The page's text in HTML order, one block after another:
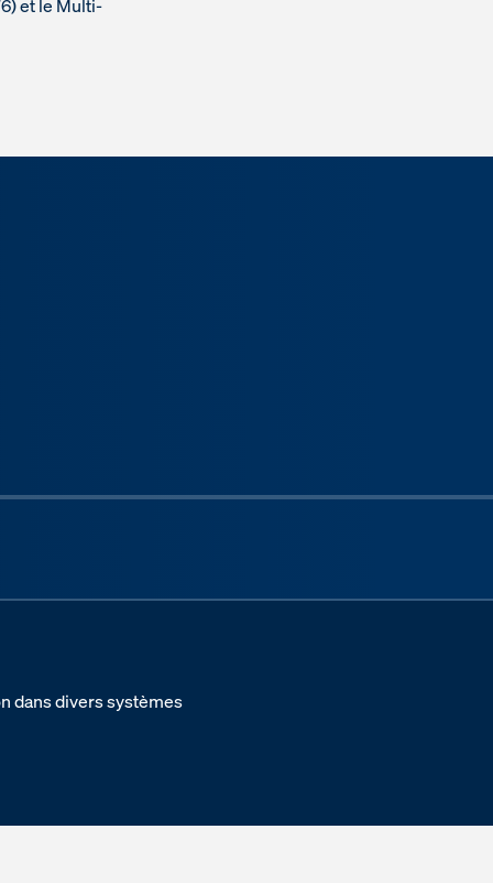
et le Multi-
dans divers systèmes